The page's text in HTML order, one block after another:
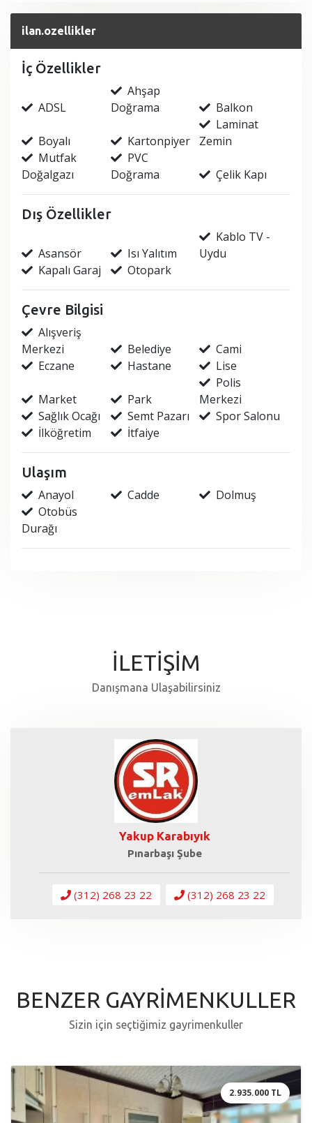
ilan.ozellikler
İç Özellikler
ADSL
Ahşap
Doğrama
Balkon
Boyalı Kartonpiyer
Laminat
Zemin
Mutfak
Doğalgazı
PVC
Doğrama
Çelik Kapı
Dış Özellikler
Asansör Isı Yalıtım
Kablo TV -
Uydu
Kapalı Garaj
Otopark
Çevre Bilgisi
Alışveriş
Merkezi
Belediye
Cami
Eczane
Hastane Lise
Market Park
Polis
Merkezi
Sağlık Ocağı
Semt Pazarı
Spor Salonu
İlköğretim
İtfaiye
Ulaşım
Anayol Cadde
Dolmuş
Otobüs
Durağı
İLETİŞİM
Danışmana Ulaşabilirsiniz
Yakup Karabıyık
Pınarbaşı Şube
(312) 268 23 22 (312) 268 23 22
BENZER GAYRİMENKULLER
Sizin için seçtiğimiz gayrimenkuller
2.935.000 TL